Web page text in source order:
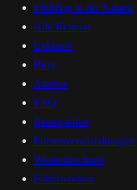
Frühling in der Sahara
Alle Retreats
Exklusiv
Blog
Anreise
FAQ
Reisepartner
Firmenveranstaltungen
Wustenhochzeit
Flitterwochen